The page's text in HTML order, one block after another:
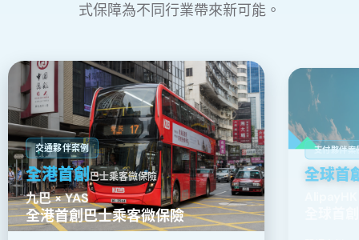
式保障為不同行業帶來新⁠可⁠能。
交通夥伴案例
全港首創巴士乘客微保險
九巴 × YAS
全港首創巴士乘客微保險
支付夥伴案
全球首